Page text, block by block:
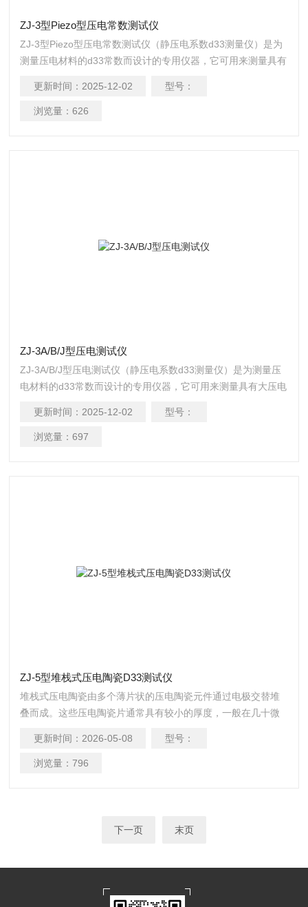
ZJ-3型Piezo型压电常数测试仪
ZJ-3型Piezo型压电常数测试仪（静压电系数d33测量仪）是为
测量压电材料的d33常数而设计的专用仪器，它可用来测量具有
材料。此外，也可测量任意取向压电单晶以及某些压电器件的
等效压电d’33常数，仪器测量范围宽，分辨率细，可靠性高，
更新时间： 2025-12-02 型号：
浏览量： 626
ZJ-3A/B/J型压电测试仪
ZJ-3A/B/J型压电测试仪（静压电系数d33测量仪）是为测量压
电材料的d33常数而设计的专用仪器，它可用来测量具有大压电
此外，也可测量任意取向压电单晶以及某些压电器件的等效压
电d’33常数，仪器测量范围宽，分辨率细，可靠性高，操作简
更新时间： 2025-12-02 型号：
浏览量： 697
ZJ-5型堆栈式压电陶瓷D33测试仪
堆栈式压电陶瓷由多个薄片状的压电陶瓷元件通过电极交替堆
叠而成。这些压电陶瓷片通常具有较小的厚度，一般在几十微
几毫米到几十毫米范围内变化。
更新时间： 2026-05-08 型号：
浏览量： 796
下一页 末页